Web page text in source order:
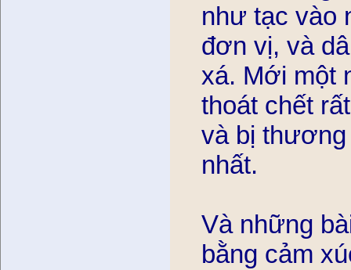
như tạc vào
đơn vị, và
xá. Mới một
thoát chết
và bị thương
nhất.
Và những
bằng cảm